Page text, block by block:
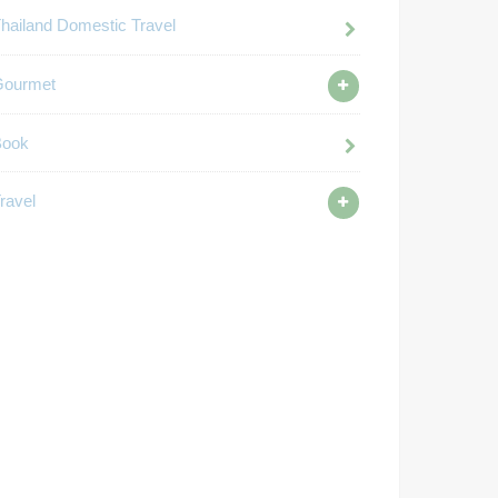
Domestic Travel